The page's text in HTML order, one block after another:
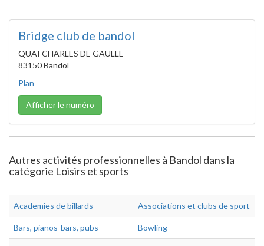
Bridge club de bandol
QUAI CHARLES DE GAULLE
83150 Bandol
Plan
Afficher le numéro
Autres activités professionnelles à Bandol dans la
catégorie Loisirs et sports
Academies de billards Associations et clubs de sport
Bars, pianos-bars, pubs Bowling